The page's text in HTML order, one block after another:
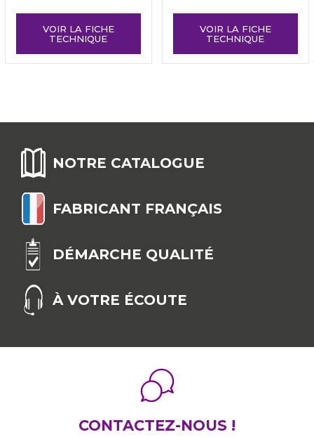
VOIR LA FICHE
TECHNIQUE
VOIR LA FICHE
TECHNIQUE
NOTRE CATALOGUE
FABRICANT FRANÇAIS
DÉMARCHE QUALITÉ
À VOTRE ÉCOUTE
CONTACTEZ-NOUS !